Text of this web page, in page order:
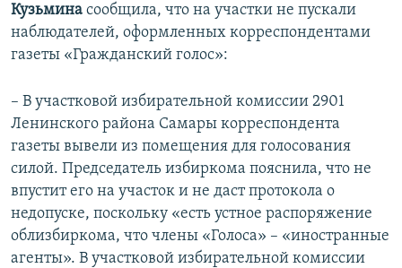
Кузьмина сообщила, что на участки не пускали
наблюдателей, оформленных корреспондентами
газеты «Гражданский голос»:
– В участковой избирательной комиссии 2901
Ленинского района Самары корреспондента
газеты вывели из помещения для голосования
силой. Председатель избиркома пояснила, что не
впустит его на участок и не даст протокола о
недопуске, поскольку «есть устное распоряжение
облизбиркома, что члены «Голоса» – «иностранные
агенты». В участковой избирательной комиссии